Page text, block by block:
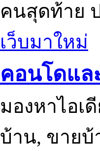
คนสุดท้าย
เว็บมาใหม่
คอนโดแล
มองหาไอเ
บ้าน, ขาย